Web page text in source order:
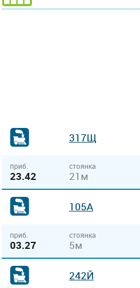
317Щ
приб.
23.42
стоянка
21м
105А
приб.
03.27
стоянка
5м
242Й